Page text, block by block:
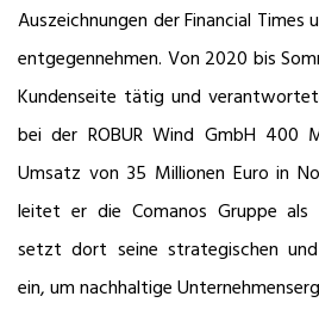
Auszeichnungen der Financial Times
entgegennehmen. Von 2020 bis
Kundenseite tätig und
bei der ROBUR Wind GmbH 400
Umsatz von 35 Millionen Euro in
leitet er die Comanos Gruppe als
setzt dort seine strategischen
ein, um nachhaltige